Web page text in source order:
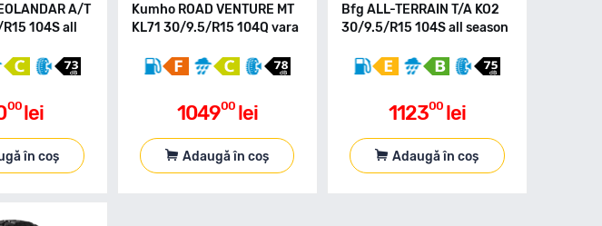
A/T
104S all
00 lei
în coș
Kumho ROAD VENTURE MT
KL71 30/9.5/R15 104Q vara
104900 lei
Adaugă în coș
Bfg ALL-TERRAIN T/A KO2
30/9.5/R15 104S all season
112300 lei
Adaugă în coș